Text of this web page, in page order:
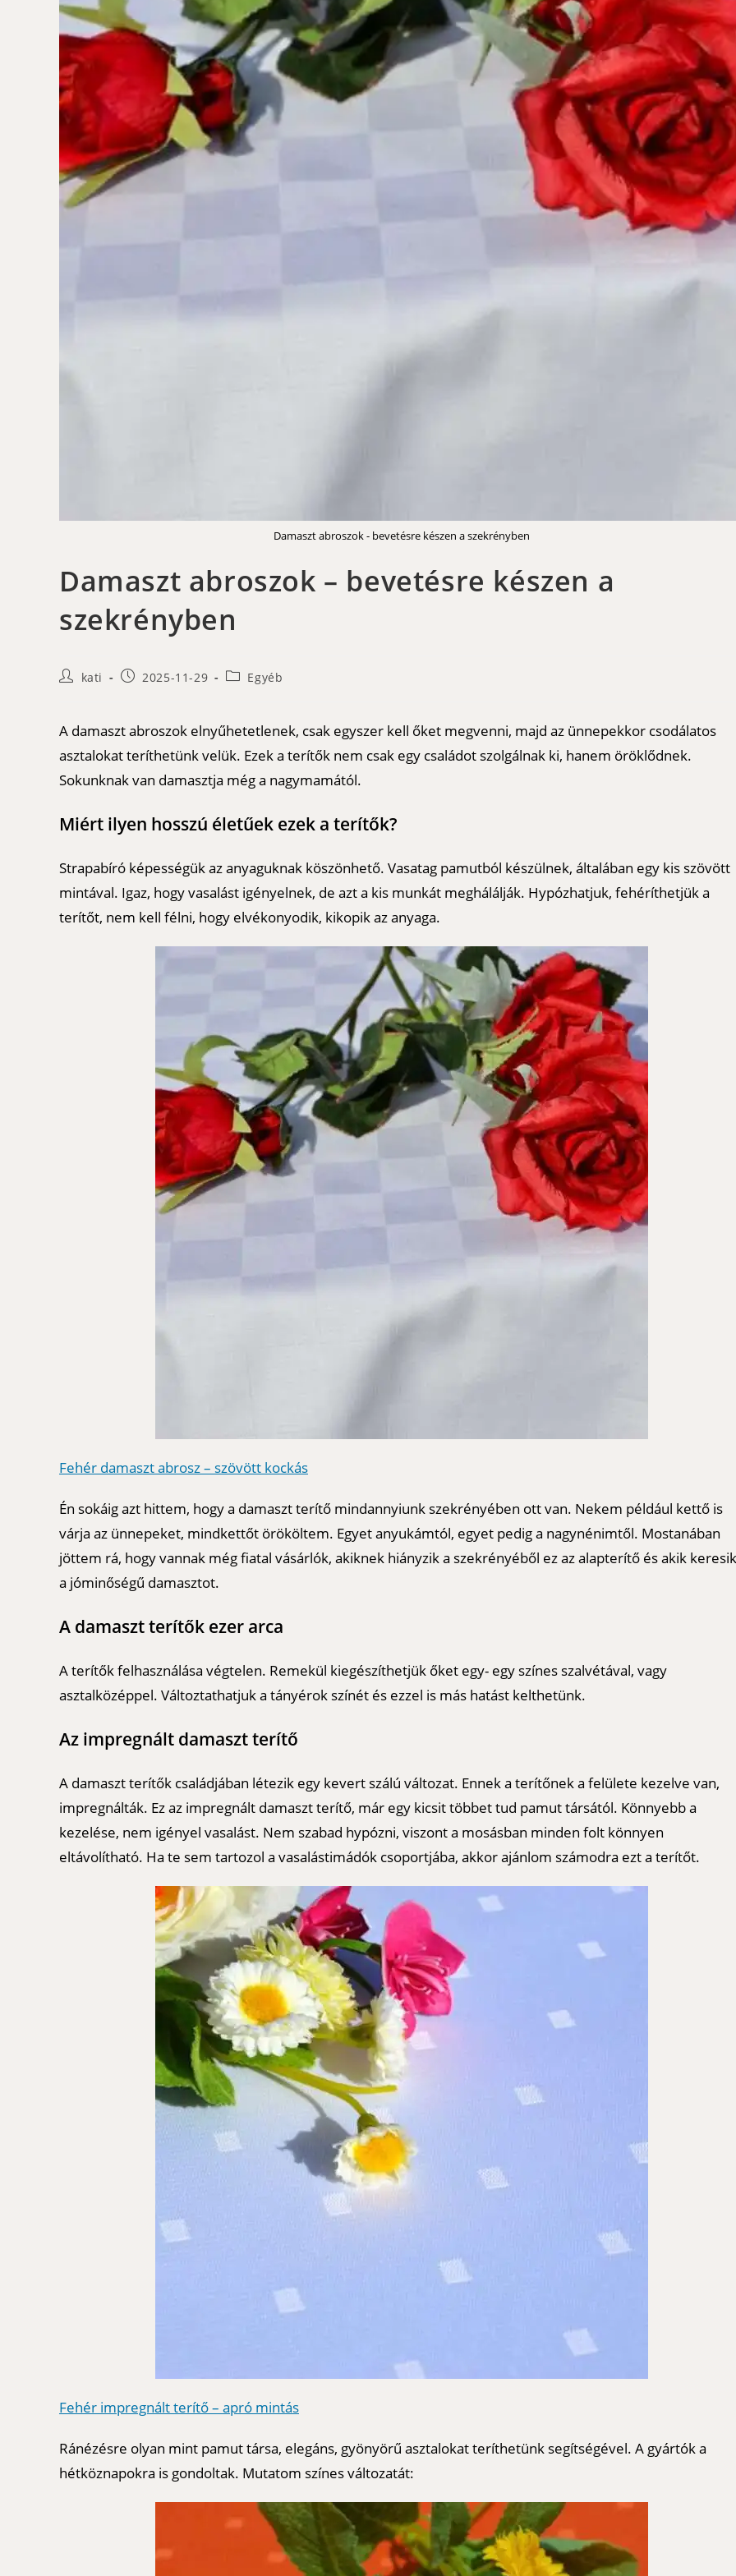
Damaszt abroszok - bevetésre készen a szekrényben
Damaszt abroszok – bevetésre készen a
szekrényben
Postkati
Post2025-11-29
PostEgyéb
A damaszt abroszok elnyűhetetlenek, csak egyszer kell őket megvenni, majd az ünnepekkor csodálatos
asztalokat teríthetünk velük. Ezek a terítők nem csak egy családot szolgálnak ki, hanem öröklődnek.
Sokunknak van damasztja még a nagymamától.
Miért ilyen hosszú életűek ezek a terítők?
Strapabíró képességük az anyaguknak köszönhető. Vasatag pamutból készülnek, általában egy kis szövött
mintával. Igaz, hogy vasalást igényelnek, de azt a kis munkát meghálálják. Hypózhatjuk, fehéríthetjük a
terítőt, nem kell félni, hogy elvékonyodik, kikopik az anyaga.
Fehér damaszt abrosz – szövött kockás
Én sokáig azt hittem, hogy a damaszt terítő mindannyiunk szekrényében ott van. Nekem például kettő is
várja az ünnepeket, mindkettőt örököltem. Egyet anyukámtól, egyet pedig a nagynénimtől. Mostanában
jöttem rá, hogy vannak még fiatal vásárlók, akiknek hiányzik a szekrényéből ez az alapterítő és akik keresik
a jóminőségű damasztot.
A damaszt terítők ezer arca
A terítők felhasználása végtelen. Remekül kiegészíthetjük őket egy- egy színes szalvétával, vagy
asztalközéppel. Változtathatjuk a tányérok színét és ezzel is más hatást kelthetünk.
Az impregnált damaszt terítő
A damaszt terítők családjában létezik egy kevert szálú változat. Ennek a terítőnek a felülete kezelve van,
impregnálták. Ez az impregnált damaszt terítő, már egy kicsit többet tud pamut társától. Könnyebb a
kezelése, nem igényel vasalást. Nem szabad hypózni, viszont a mosásban minden folt könnyen
eltávolítható. Ha te sem tartozol a vasalástimádók csoportjába, akkor ajánlom számodra ezt a terítőt.
Fehér impregnált terítő – apró mintás
Ránézésre olyan mint pamut társa, elegáns, gyönyörű asztalokat teríthetünk segítségével. A gyártók a
hétköznapokra is gondoltak. Mutatom színes változatát: